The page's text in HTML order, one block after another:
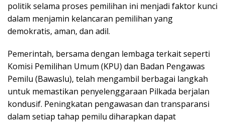
politik selama proses pemilihan ini menjadi faktor kunci
dalam menjamin kelancaran pemilihan yang
demokratis, aman, dan adil.
Pemerintah, bersama dengan lembaga terkait seperti
Komisi Pemilihan Umum (KPU) dan Badan Pengawas
Pemilu (Bawaslu), telah mengambil berbagai langkah
untuk memastikan penyelenggaraan Pilkada berjalan
kondusif. Peningkatan pengawasan dan transparansi
dalam setiap tahap pemilu diharapkan dapat